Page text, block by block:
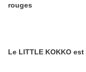
rouges
Le LITTLE KOKKO est